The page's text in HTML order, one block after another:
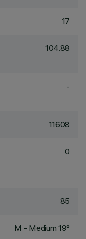
17
104.88
-
11608
0
85
M - Medium 19°